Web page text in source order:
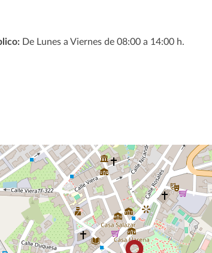
De Lunes a Viernes de 08:00 a 14:00 h.